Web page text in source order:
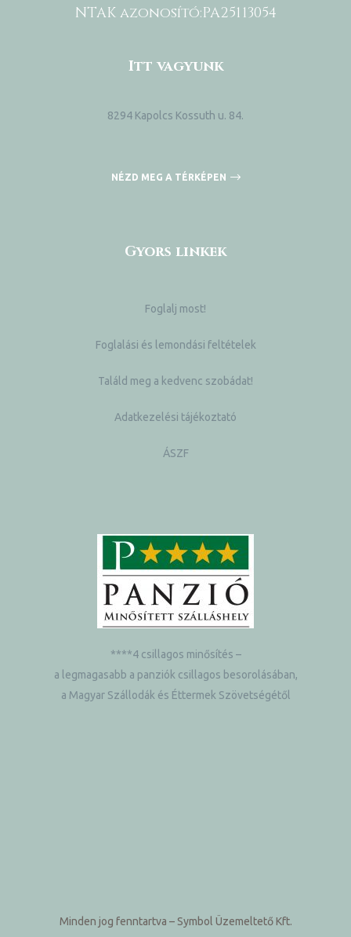
NTAK azonosító:PA25113054
Itt vagyunk
8294 Kapolcs Kossuth u. 84.
NÉZD MEG A TÉRKÉPEN
Gyors linkek
Foglalj most!
Foglalási és lemondási feltételek
Találd meg a kedvenc szobádat!
Adatkezelési tájékoztató
ÁSZF
****4 csillagos minősítés –
a legmagasabb a panziók csillagos besorolásában,
a Magyar Szállodák és Éttermek Szövetségétől
Minden jog fenntartva – Symbol Üzemeltető Kft.